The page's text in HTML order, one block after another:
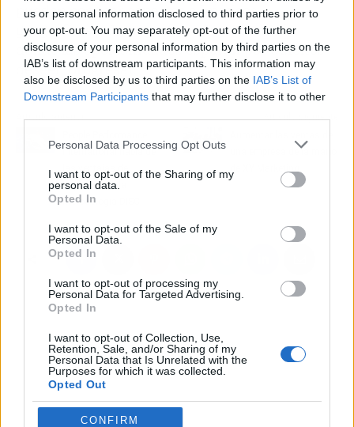
us or personal information disclosed to third parties prior to
your opt-out. You may separately opt-out of the further
disclosure of your personal information by third parties on the
IAB’s list of downstream participants. This information may
also be disclosed by us to third parties on the IAB’s List of
Downstream Participants that may further disclose it to other
Personal Data Processing Opt Outs
I want to opt-out of the Sharing of my
personal data.
Opted In
I want to opt-out of the Sale of my
Personal Data.
Opted In
I want to opt-out of processing my
Personal Data for Targeted Advertising.
Opted In
I want to opt-out of Collection, Use,
Retention, Sale, and/or Sharing of my
Personal Data that Is Unrelated with the
Purposes for which it was collected.
Opted Out
CONFIRM
puedan conocer aspectos climáticos,
geográficos y demográficos de esta nación
donde las oportunidades esperan por quienes
deseen progresar.
Artículo anterior
International habla de
las ventajas de
implementar la
metodología DISC
Artículo siguiente
una empresa de la mano